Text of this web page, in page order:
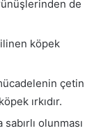
de
köpek
çetin
ırkıdır.
olunması